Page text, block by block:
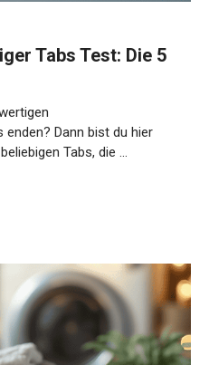
Tabs Test: Die 5
Dann bist du hier
Tabs, die …